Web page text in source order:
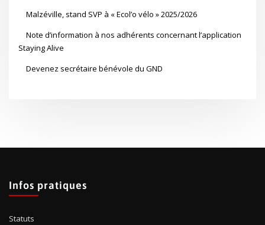
Malzéville, stand SVP à « Ecol’o vélo » 2025/2026
Note d’information à nos adhérents concernant l’application
Staying Alive
Devenez secrétaire bénévole du GND
Infos pratiques
Statuts